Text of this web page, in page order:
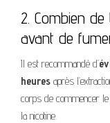
2. Combien
avant de
Il est recommandé d’
heures après
corps de commencer
la nicotine.